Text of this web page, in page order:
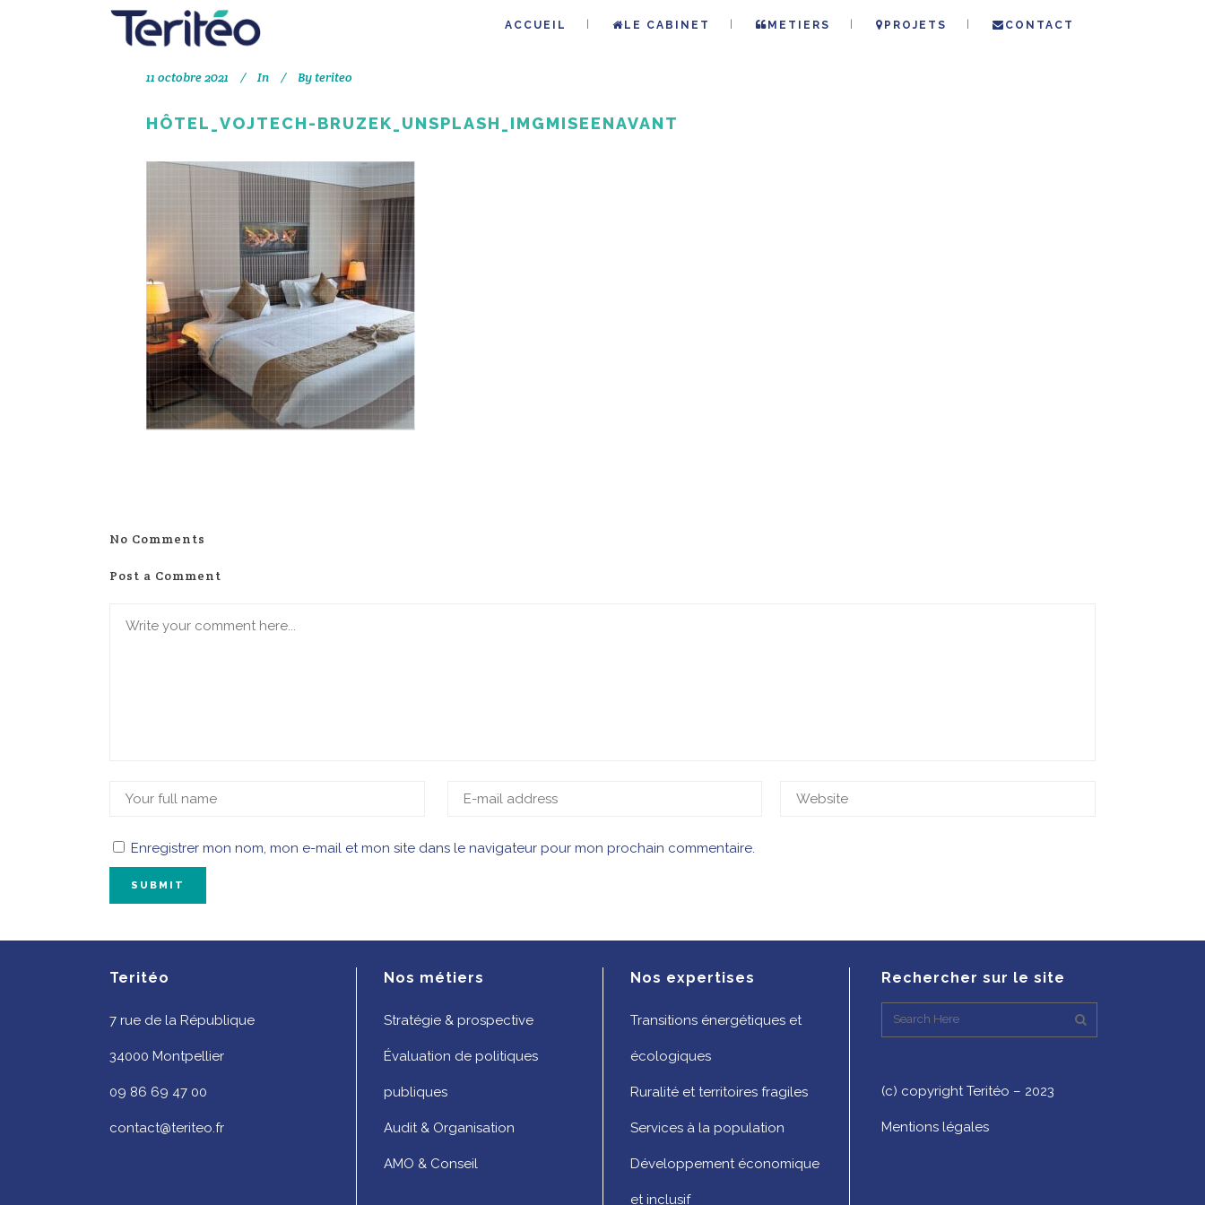
ACCUEIL LE CABINET METIERS PROJETS CONTACT
11 octobre 2021 In Byteriteo
HÔTEL_VOJTECH-BRUZEK_UNSPLASH_IMGMISEENAVANT
No Comments
Post a Comment
Enregistrer mon nom, mon e-mail et mon site dans le navigateur pour mon prochain commentaire.
Teritéo
7 rue de la République
34000 Montpellier
09 86 69 47 00
contact@teriteo.fr
Nos métiers
Stratégie & prospective
Évaluation de politiques
publiques
Audit & Organisation
AMO & Conseil
Nos expertises
Transitions énergétiques et
écologiques
Ruralité et territoires fragiles
Services à la population
Développement économique
et inclusif
Rechercher sur le site
(c) copyright Teritéo – 2023
Mentions légales